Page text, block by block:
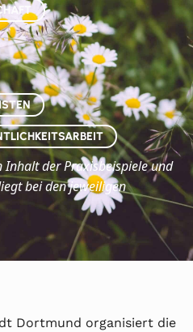
der Praxisbeispiele und
bei den jeweiligen
Dortmund organisiert die